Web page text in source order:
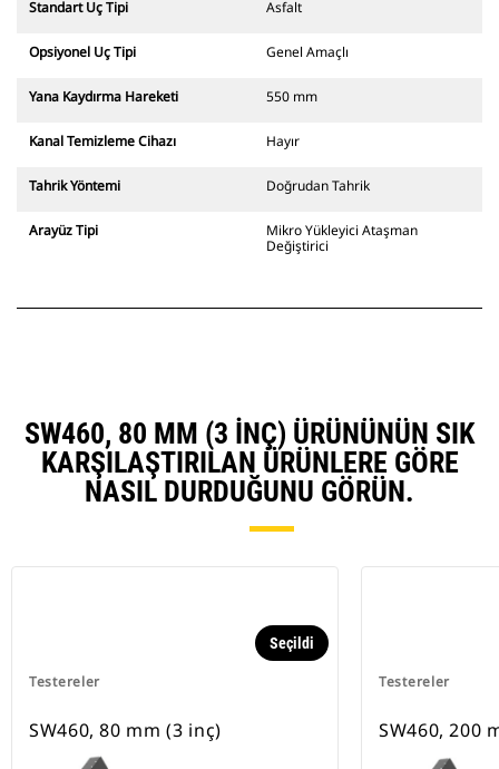
Standart Uç Tipi Asfalt
Opsiyonel Uç Tipi Genel Amaçlı
Yana Kaydırma Hareketi 550 mm
Kanal Temizleme Cihazı Hayır
Tahrik Yöntemi Doğrudan Tahrik
Arayüz Tipi
Mikro Yükleyici Ataşman
Değiştirici
SW460, 80 MM (3 INÇ) ÜRÜNÜNÜN SIK
KARŞILAŞTIRILAN ÜRÜNLERE GÖRE
NASIL DURDUĞUNU GÖRÜN.
Testereler
Seçildi
SW460, 80 mm (3 inç)
Testereler
SW460, 200